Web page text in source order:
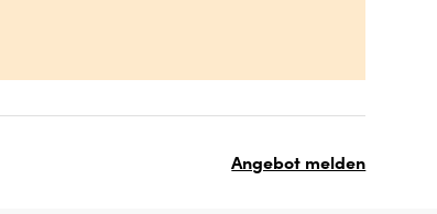
Angebot melden